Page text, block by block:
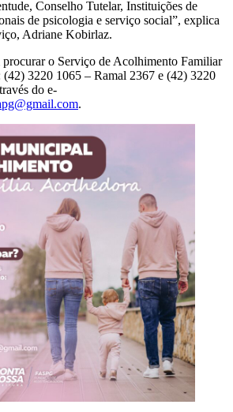
Conselho Tutelar, Instituições de
de psicologia e serviço social”, explica
Adriane Kobirlaz.
procurar o Serviço de Acolhimento Familiar
(42) 3220 1065 – Ramal 2367 e (42) 3220
do e-
.